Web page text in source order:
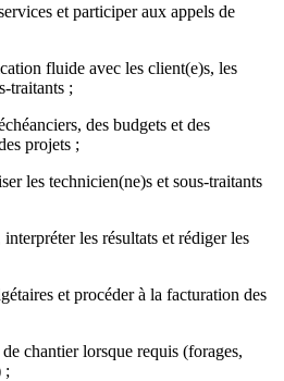
et participer aux appels de
fluide avec les client(e)s, les
traitants ;
des budgets et des
projets ;
les technicien(ne)s et sous-traitants
les résultats et rédiger les
et procéder à la facturation des
chantier lorsque requis (forages,
;